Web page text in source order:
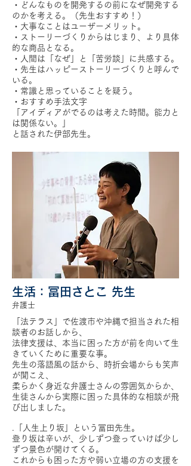
・どんなものを開発するの前になぜ開発する
のかを考える。（先生おすすめ！）
・大事なことはユーザーメリット。
・ストーリーづくりからはじまり、より具体
的な商品となる。
・人間は「なぜ」と「苦労談」に共感する。
・先生はハッピーストーリーづくりと呼んで
いる。
・常識と思っていることを疑う。
・おすすめ手法文字
「アイディアがでるのは考えた時間。能力と
は関係ない。」
と話された伊部先生。
生活：冨田さとこ 先生
弁護士
「法テラス」で佐渡市や沖縄で担当された相
談者のお話しから、
法律支援は、本当に困った方が前を向いて生
きていくために重要な事。
先生の落語風の話から、時折会場からも笑声
が聞こえ、
柔らかく身近な弁護士さんの雰囲気からか、
生徒さんから実際に困った具体的な相談が飛
び出しました。
.「人生上り坂」という冨田先生。
登り坂は辛いが、少しずつ登っていけば少し
ずつ景色が開けてくる。
これからも困った方や弱い立場の方の支援を